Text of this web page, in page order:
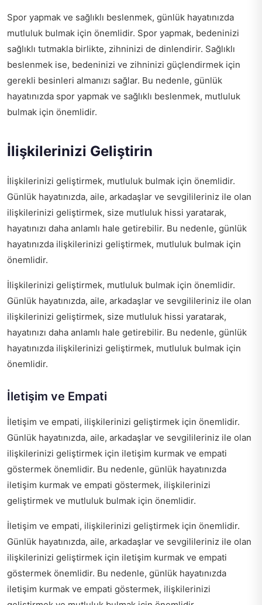
Spor yapmak ve sağlıklı beslenmek, günlük hayatınızda
mutluluk bulmak için önemlidir. Spor yapmak, bedeninizi
sağlıklı tutmakla birlikte, zihninizi de dinlendirir. Sağlıklı
beslenmek ise, bedeninizi ve zihninizi güçlendirmek için
gerekli besinleri almanızı sağlar. Bu nedenle, günlük
hayatınızda spor yapmak ve sağlıklı beslenmek, mutluluk
bulmak için önemlidir.
İlişkilerinizi Geliştirin
İlişkilerinizi geliştirmek, mutluluk bulmak için önemlidir.
Günlük hayatınızda, aile, arkadaşlar ve sevgilileriniz ile olan
ilişkilerinizi geliştirmek, size mutluluk hissi yaratarak,
hayatınızı daha anlamlı hale getirebilir. Bu nedenle, günlük
hayatınızda ilişkilerinizi geliştirmek, mutluluk bulmak için
önemlidir.
İlişkilerinizi geliştirmek, mutluluk bulmak için önemlidir.
Günlük hayatınızda, aile, arkadaşlar ve sevgilileriniz ile olan
ilişkilerinizi geliştirmek, size mutluluk hissi yaratarak,
hayatınızı daha anlamlı hale getirebilir. Bu nedenle, günlük
hayatınızda ilişkilerinizi geliştirmek, mutluluk bulmak için
önemlidir.
İletişim ve Empati
İletişim ve empati, ilişkilerinizi geliştirmek için önemlidir.
Günlük hayatınızda, aile, arkadaşlar ve sevgilileriniz ile olan
ilişkilerinizi geliştirmek için iletişim kurmak ve empati
göstermek önemlidir. Bu nedenle, günlük hayatınızda
iletişim kurmak ve empati göstermek, ilişkilerinizi
geliştirmek ve mutluluk bulmak için önemlidir.
İletişim ve empati, ilişkilerinizi geliştirmek için önemlidir.
Günlük hayatınızda, aile, arkadaşlar ve sevgilileriniz ile olan
ilişkilerinizi geliştirmek için iletişim kurmak ve empati
göstermek önemlidir. Bu nedenle, günlük hayatınızda
iletişim kurmak ve empati göstermek, ilişkilerinizi